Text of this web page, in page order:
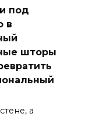
под
в
шторы
а